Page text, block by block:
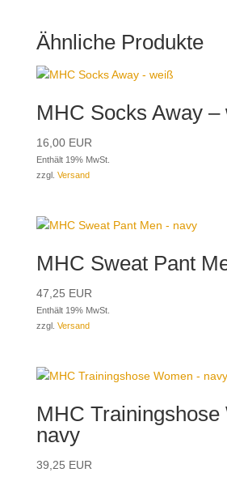
Ähnliche Produkte
MHC Socks Away –
16,00EUR
Enthält 19% MwSt.
zzgl. Versand
MHC Sweat Pant
47,25 EUR
Enthält 19% MwSt.
zzgl. Versand
MHC Trainingshose
navy
39,25 EUR